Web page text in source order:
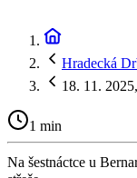
Hradecká
18. 11.
1 min
Na šestnáctce u